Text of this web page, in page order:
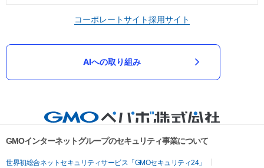
コーポレートサイト採用サイト
AIへの取り組み
GMOインターネットグループのセキュリティ事業について
世界初総合ネットセキュリティサービス「GMOセキュリティ24」